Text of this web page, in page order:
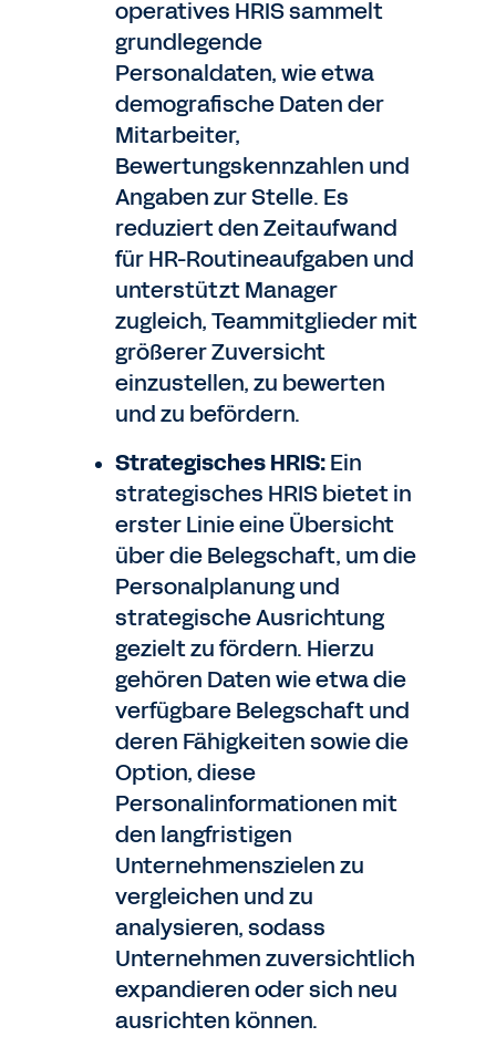
operatives HRIS sammelt
grundlegende
Personaldaten, wie etwa
demografische Daten der
Mitarbeiter,
Bewertungskennzahlen und
Angaben zur Stelle. Es
reduziert den Zeitaufwand
für HR-Routineaufgaben und
unterstützt Manager
zugleich, Teammitglieder mit
größerer Zuversicht
einzustellen, zu bewerten
und zu befördern.
Strategisches HRIS:Ein
strategisches HRIS bietet in
erster Linie eine Übersicht
über die Belegschaft, um die
Personalplanung und
strategische Ausrichtung
gezielt zu fördern. Hierzu
gehören Daten wie etwa die
verfügbare Belegschaft und
deren Fähigkeiten sowie die
Option, diese
Personalinformationen mit
den langfristigen
Unternehmenszielen zu
vergleichen und zu
analysieren, sodass
Unternehmen zuversichtlich
expandieren oder sich neu
ausrichten können.